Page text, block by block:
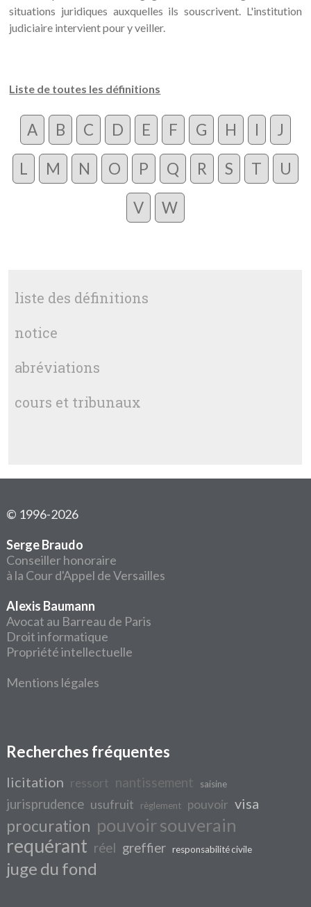
situations juridiques auxquelles ils souscrivent. L'institution
judiciaire intervient pour y veiller.
Liste de toutes les définitions
A B C D E F G H I J
L M N O P Q R S T U
V W
liste des définitions
notice
abréviations
cours et tribunaux
© 1996-2026
Serge Braudo
Conseiller honoraire
à la Cour d'Appel de Versailles
Alexis Baumann
Avocat au Barreau de Paris
Droit informatique
Propriété intellectuelle
Mentions légales
Recherches fréquentes
licitation ressort nantissement saisine
jurisprudence usufruit règlement pouvoir visa
procuration pouvoir souverain
requérant réel greffier responsabilité civile
juge du fond